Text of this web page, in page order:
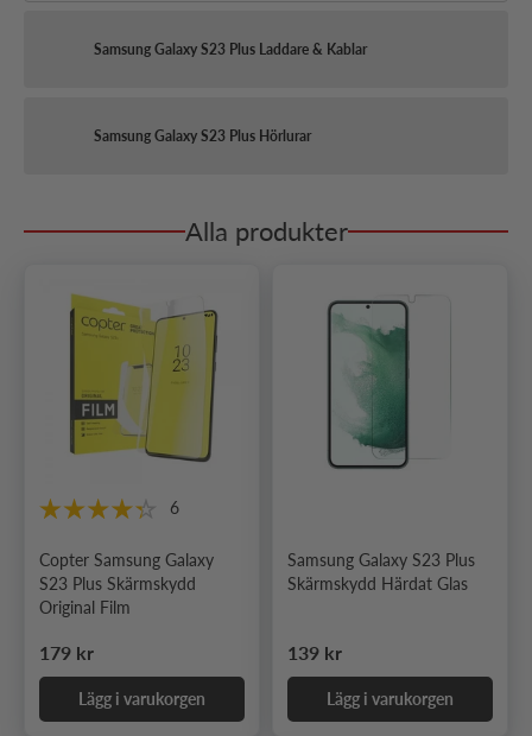
Samsung Galaxy S23 Plus Laddare & Kablar
Samsung Galaxy S23 Plus Hörlurar
Alla produkter
6
Copter Samsung Galaxy
S23 Plus Skärmskydd
Original Film
Ordinarie pris
179 kr
Lägg i varukorgen
Samsung Galaxy S23 Plus
Skärmskydd Härdat Glas
Ordinarie pris
139 kr
Lägg i varukorgen